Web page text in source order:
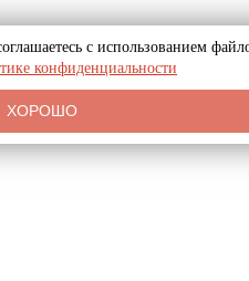
с использованием
конфиденциальности
ХОРОШО